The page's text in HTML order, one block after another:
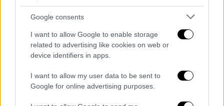
Google consents
I want to allow Google to enable storage
related to advertising like cookies on web or
device identifiers in apps.
I want to allow my user data to be sent to
Google for online advertising purposes.
«Μην απαντάτε σε αυτά τα μηνύματα»: Η
Google εξέδωσε προειδοποίηση στους 2
Προειδοποίηση προς 1,8 δισ. χρήστες του